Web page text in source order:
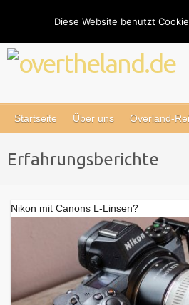
Startseite Über uns Overland-
Erfahrungsberichte
Nikon mit Canons L-Linsen?
Diese Website benutzt